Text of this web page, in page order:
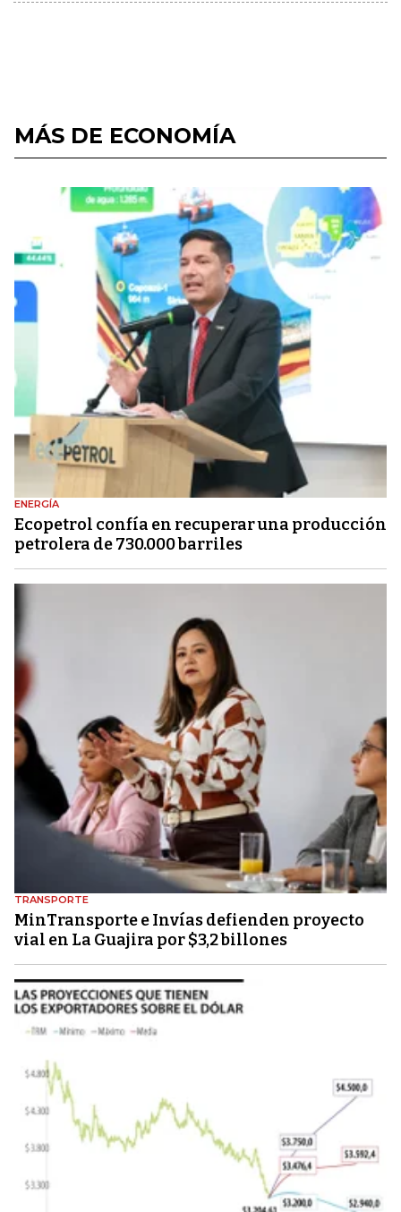
MÁS DE ECONOMÍA
ENERGÍA
Ecopetrol confía en recuperar una producción
petrolera de 730.000 barriles
TRANSPORTE
MinTransporte e Invías defienden proyecto
vial en La Guajira por $3,2 billones